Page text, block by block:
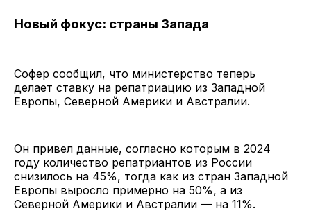
Новый фокус: страны Запада
Софер сообщил, что министерство теперь
делает ставку на репатриацию из Западной
Европы, Северной Америки и Австралии.
Он привел данные, согласно которым в 2024
году количество репатриантов из России
снизилось на 45%, тогда как из стран Западной
Европы выросло примерно на 50%, а из
Северной Америки и Австралии — на 11%.